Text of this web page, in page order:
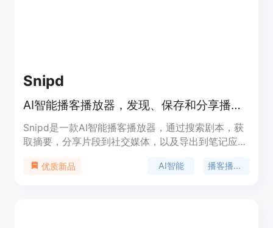
Snipd
AI智能播客播放器，发现、保存和分享播客精华
Snipd是一款AI智能播客播放器，通过搜索剧本，获
取摘要，分享片段到社交媒体，以及导出到笔记应用
容。它能够快速搜索和定位播客中的重要时刻，提供
优质新品 AI智能 播客播放器